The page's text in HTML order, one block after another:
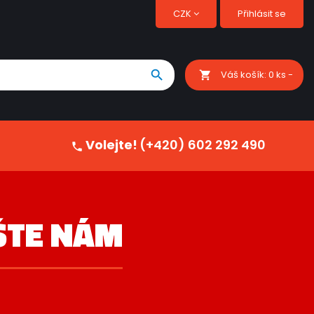
Přihlásit se
CZK
shopping_cart Váš košík: 0 ks -

 Volejte! (+420) 602 292 490
NÁM